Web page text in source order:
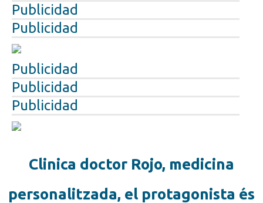
Publicidad
Publicidad
Publicidad
Publicidad
Publicidad
Clinica doctor Rojo, medicina
personalitzada, el protagonista és